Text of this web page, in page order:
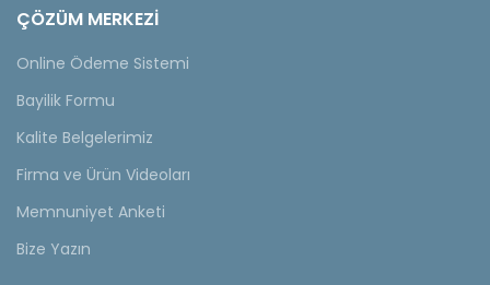
ÇÖZÜM MERKEZİ
Online Ödeme Sistemi
Bayilik Formu
Kalite Belgelerimiz
Firma ve Ürün Videoları
Memnuniyet Anketi
Bize Yazın